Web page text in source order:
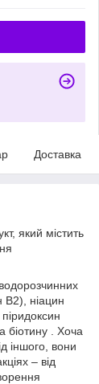
Доставка
який містить
B2), ніацин
біотину . Хоча
іншого, вони
– від